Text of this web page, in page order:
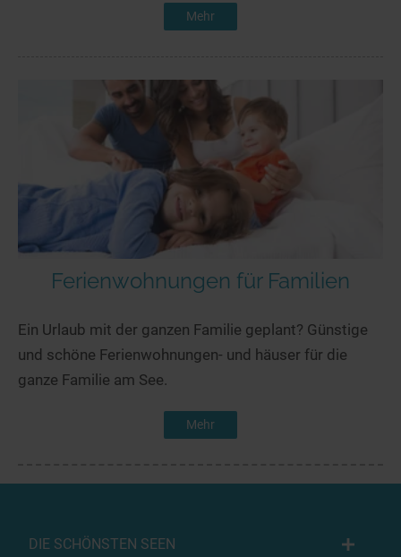
Mehr
Ferienwohnungen für Familien
Ein Urlaub mit der ganzen Familie geplant? Günstige
und schöne Ferienwohnungen- und häuser für die
ganze Familie am See.
Mehr
DIE SCHÖNSTEN SEEN